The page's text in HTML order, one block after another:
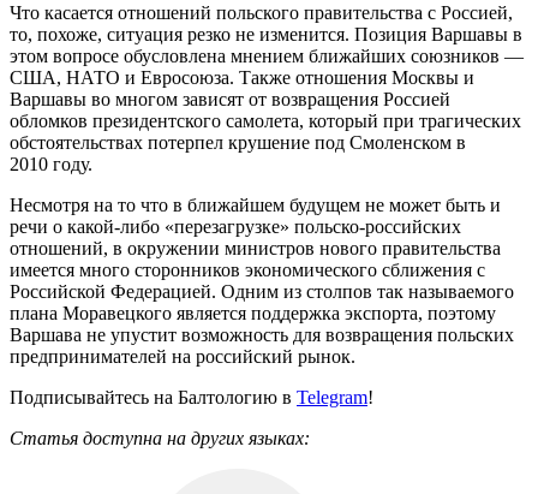
Что касается отношений польского правительства с Россией,
то, похоже, ситуация резко не изменится. Позиция Варшавы в
этом вопросе обусловлена мнением ближайших союзников —
США, НАТО и Евросоюза. Также отношения Москвы и
Варшавы во многом зависят от возвращения Россией
обломков президентского самолета, который при трагических
обстоятельствах потерпел крушение под Смоленском в
2010 году.
Несмотря на то что в ближайшем будущем не может быть и
речи о какой-либо «перезагрузке» польско-российских
отношений, в окружении министров нового правительства
имеется много сторонников экономического сближения с
Российской Федерацией. Одним из столпов так называемого
плана Моравецкого является поддержка экспорта, поэтому
Варшава не упустит возможность для возвращения польских
предпринимателей на российский рынок.
Подписывайтесь на Балтологию в Telegram!
Статья доступна на других языках: